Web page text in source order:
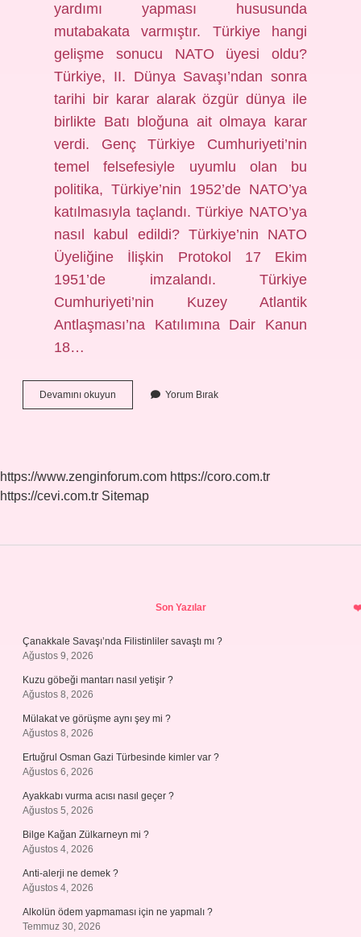
yardımı yapması hususunda
mutabakata varmıştır. Türkiye hangi
gelişme sonucu NATO üyesi oldu?
Türkiye, II. Dünya Savaşı’ndan sonra
tarihi bir karar alarak özgür dünya ile
birlikte Batı bloğuna ait olmaya karar
verdi. Genç Türkiye Cumhuriyeti’nin
temel felsefesiyle uyumlu olan bu
politika, Türkiye’nin 1952’de NATO’ya
katılmasıyla taçlandı. Türkiye NATO’ya
nasıl kabul edildi? Türkiye’nin NATO
Üyeliğine İlişkin Protokol 17 Ekim
1951’de imzalandı. Türkiye
Cumhuriyeti’nin Kuzey Atlantik
Antlaşması’na Katılımına Dair Kanun
18…
Devamını okuyun
Neden
Yorum Bırak
https://www.zenginforum.com https://coro.com.tr
https://cevi.com.tr Sitemap
Son Yazılar
Çanakkale Savaşı’nda Filistinliler savaştı mı ?
Ağustos 9, 2026
Kuzu göbeği mantarı nasıl yetişir ?
Ağustos 8, 2026
Mülakat ve görüşme aynı şey mi ?
Ağustos 8, 2026
Ertuğrul Osman Gazi Türbesinde kimler var ?
Ağustos 6, 2026
Ayakkabı vurma acısı nasıl geçer ?
Ağustos 5, 2026
Bilge Kağan Zülkarneyn mi ?
Ağustos 4, 2026
Anti-alerji ne demek ?
Ağustos 4, 2026
Alkolün ödem yapmaması için ne yapmalı ?
Temmuz 30, 2026